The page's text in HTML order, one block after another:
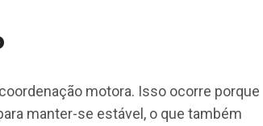
motora. Isso ocorre porque
manter-se estável, o que também